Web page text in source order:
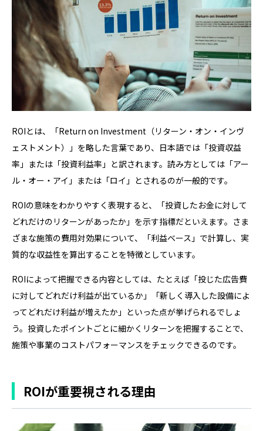
ROIとは、「Return on Investment（リターン・オン・インヴ
ェストメント）」を略した言葉であり、日本語では「投資収益
率」または「投資利益率」と訳されます。読み方としては「アー
ル・オー・アイ」または「ロイ」とされるのが一般的です。
ROIの意味をわかりやすく表現すると、「投資したお金に対して
どれだけのリターンがあったか」を示す指標だといえます。さま
ざまな施策の費用対効果について、「利益ベース」で計算し、実
質的な収益性を算出することを特徴としています。
ROIによって把握できる内容としては、たとえば「投じた広告費
に対してどれだけ利益が出ているか」「新しく導入した設備によ
ってどれだけ利益が増えたか」といった点が挙げられるでしょ
う。投資したポイントごとに細かくリターンを把握することで、
施策や事業のコストパフォーマンスをチェックできるのです。
ROIが重要視される理由